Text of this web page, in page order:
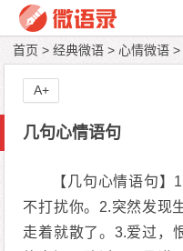
首页 >经典微语 >心情微语 >
几句心情语句
【几句心情语句
不打扰你。2.突然发现
走着就散了。3.爱过，
A+